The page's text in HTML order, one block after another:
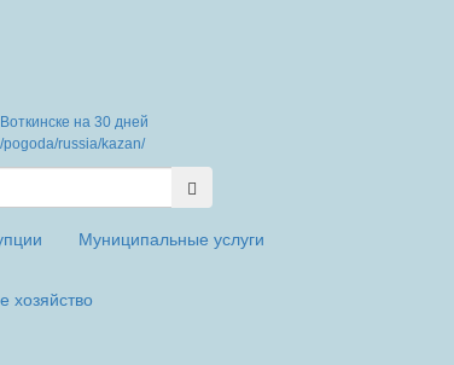
на 30 дней
pogoda/russia/kazan/
Муниципальные услуги